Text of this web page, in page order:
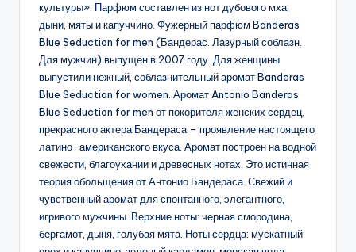
культуры». Парфюм составлен из нот дубового мха,
дыни, мяты и капуччино. Фужерный парфюм Banderas
Blue Seduction for men (Бандерас. Лазурный соблазн.
Для мужчин) выпущен в 2007 году. Для женщины
выпустили нежный, соблазнительный аромат Banderas
Blue Seduction for women. Аромат Antonio Banderas
Blue Seduction for men от покорителя женских сердец,
прекрасного актера Бандераса – проявление настоящего
латино-американского вкуса. Аромат построен на водной
свежести, благоухании и древесных нотах. Это истинная
теория обольщения от Антонио Бандераса. Свежий и
чувственный аромат для спонтанного, элегантного,
игривого мужчины. Верхние ноты: черная смородина,
бергамот, дыня, голубая мята. Ноты сердца: мускатный